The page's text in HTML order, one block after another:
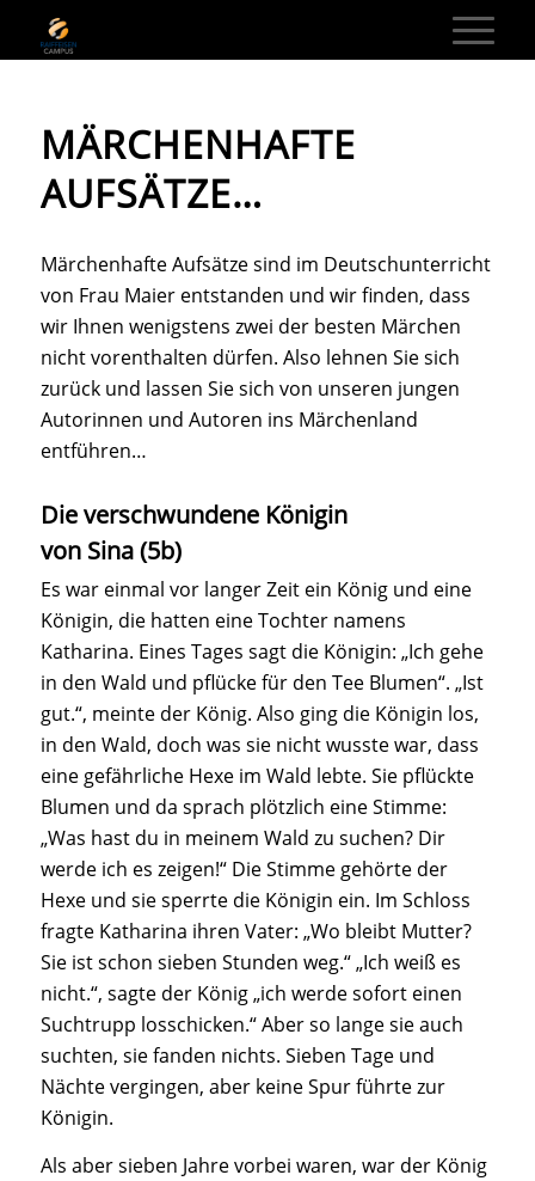
MÄRCHENHAFTE
AUFSÄTZE…
Märchenhafte Aufsätze sind im Deutschunterricht
von Frau Maier entstanden und wir finden, dass
wir Ihnen wenigstens zwei der besten Märchen
nicht vorenthalten dürfen. Also lehnen Sie sich
zurück und lassen Sie sich von unseren jungen
Autorinnen und Autoren ins Märchenland
entführen…
Die verschwundene Königin
von Sina (5b)
Es war einmal vor langer Zeit ein König und eine
Königin, die hatten eine Tochter namens
Katharina. Eines Tages sagt die Königin: „Ich gehe
in den Wald und pflücke für den Tee Blumen“. „Ist
gut.“, meinte der König. Also ging die Königin los,
in den Wald, doch was sie nicht wusste war, dass
eine gefährliche Hexe im Wald lebte. Sie pflückte
Blumen und da sprach plötzlich eine Stimme:
„Was hast du in meinem Wald zu suchen? Dir
werde ich es zeigen!“ Die Stimme gehörte der
Hexe und sie sperrte die Königin ein. Im Schloss
fragte Katharina ihren Vater: „Wo bleibt Mutter?
Sie ist schon sieben Stunden weg.“ „Ich weiß es
nicht.“, sagte der König „ich werde sofort einen
Suchtrupp losschicken.“ Aber so lange sie auch
suchten, sie fanden nichts. Sieben Tage und
Nächte vergingen, aber keine Spur führte zur
Königin.
Als aber sieben Jahre vorbei waren, war der König